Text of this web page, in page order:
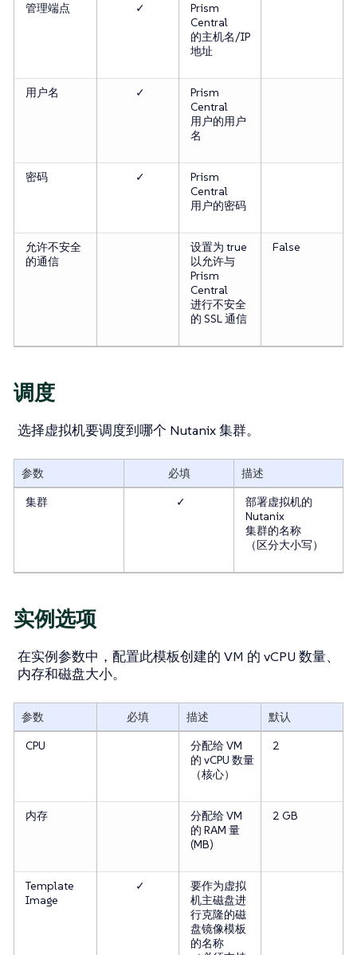
管理端点
✓
Prism
Central
的主机名/IP
地址
用户名 ✓
Prism
Central
用户的用户
名
密码 ✓
Prism
Central
用户的密码
允许不安全
的通信
设置为 true
以允许与
Prism
Central
进行不安全
的 SSL 通信
False
调度
选择虚拟机要调度到哪个 Nutanix 集群。
参数 必填
描述
集群
✓
部署虚拟机的
Nutanix
集群的名称
（区分大小写）
实例选项
在实例参数中，配置此模板创建的 VM 的 vCPU 数量、
内存和磁盘大小。
参数 必填 描述
默认
CPU
分配给 VM
的 vCPU 数量
（核心）
2
内存
分配给 VM
的 RAM 量
(MB)
2 GB
Template
Image
✓
要作为虚拟
机主磁盘进
行克隆的磁
盘镜像模板
的名称